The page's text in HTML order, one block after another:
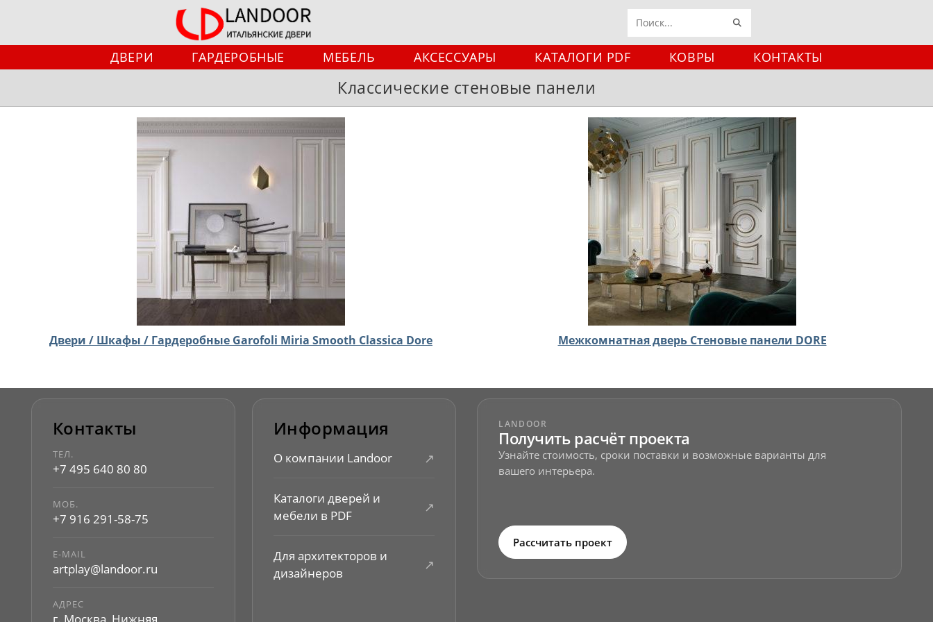
содержимому
Поиск
ДВЕРИ ГАРДЕРОБНЫЕ МЕБЕЛЬ АКСЕССУАРЫ КАТАЛОГИ PDF КОВРЫ КОНТАКТЫ
Классические стеновые панели
Двери / Шкафы / Гардеробные Garofoli Miria Smooth Classica Dore Межкомнатная дверь Стеновые панели DORE
Контакты
ТЕЛ.
+7 495 640 80 80
МОБ.
+7 916 291-58-75
E-MAIL
artplay@landoor.ru
АДРЕС
Информация
О компании Landoor ↗
Каталоги дверей и
мебели в PDF
↗
Для архитекторов и
дизайнеров
↗
LANDOOR
Получить расчёт проекта
Узнайте стоимость, сроки поставки и возможные варианты для
вашего интерьера.
Рассчитать проект